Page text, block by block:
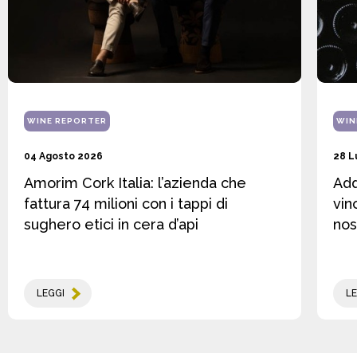
WINE REPORTER
04 Agosto 2026
Amorim Cork Italia: l’azienda che
fattura 74 milioni con i tappi di
sughero etici in cera d’api
LEGGI
28